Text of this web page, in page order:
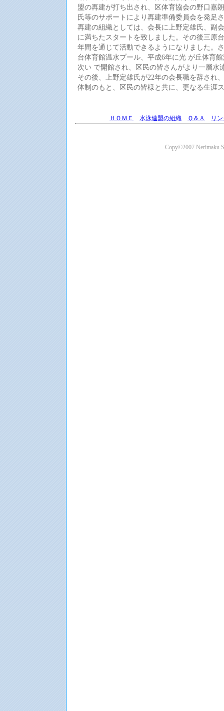
盟の再建が打ち出され、区体育協会の野口嘉
氏等のサポートにより再建準備委員会を発足
再建の組織としては、会長に上野定雄氏、副
に満ちたスタートを致しました。その後三原
年間を通じて活動できるようになりました。
台体育館温水プール、平成6年に光 が丘体育
次い で開館され、区民の皆さんがより一層水
その後、上野定雄氏が22年の会長職を辞され
体制のもと、区民の皆様と共に、更なる生涯
ＨＯＭＥ 水泳連盟の組織 Ｑ＆Ａ リ
Copy©2007 Nerimaku